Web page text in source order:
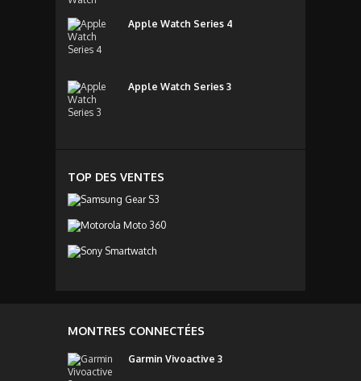
Apple Watch Series 4
Apple Watch Series 3
TOP DES VENTES
MONTRES CONNECTÉES
Garmin Vivoactive 3